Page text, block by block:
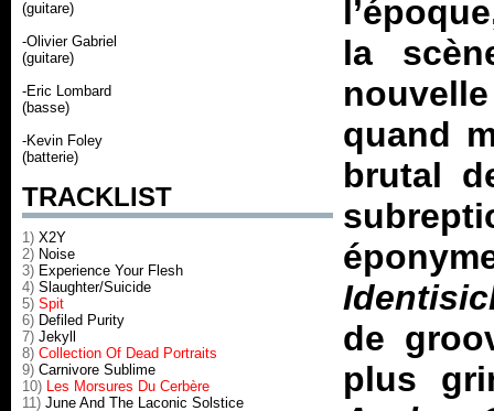
(guitare)
-Olivier Gabriel
(guitare)
-Eric Lombard
(basse)
-Kevin Foley
(batterie)
TRACKLIST
1) X2Y
2) Noise
3) Experience Your Flesh
4) Slaughter/Suicide
5) Spit
6) Defiled Purity
7) Jekyll
8) Collection Of Dead Portraits
9) Carnivore Sublime
10) Les Morsures Du Cerbère
11) June And The Laconic Solstice
la
quand
brutal
de
plus